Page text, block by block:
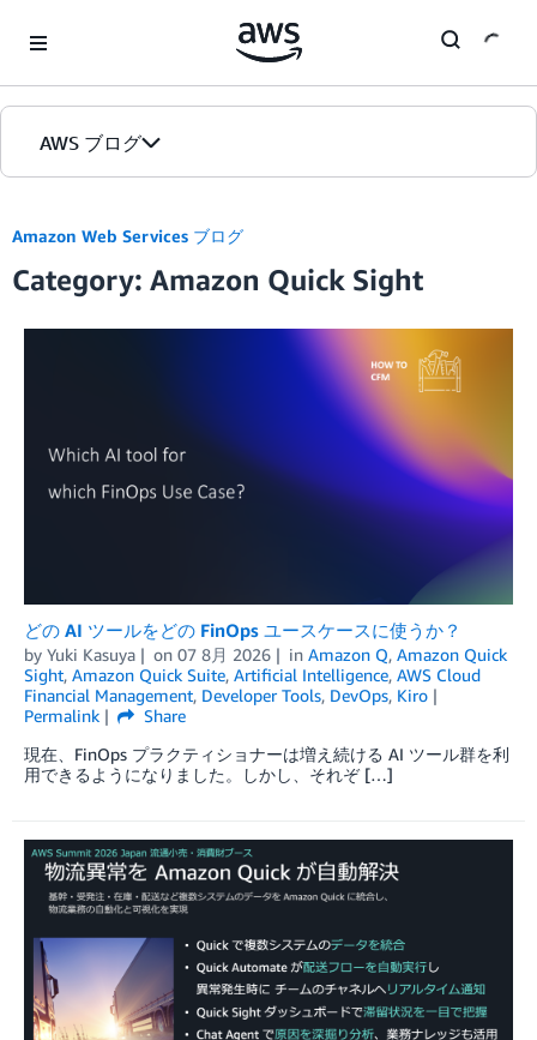
AWS ブログ
カテゴリ
エディション
Amazon Web Services ブログ
Category: Amazon Quick Sight
どの AI ツールをどの FinOps ユースケースに使うか？
by Yuki Kasuya on 07 8月 2026 in Amazon Q, Amazon Quick
Sight, Amazon Quick Suite, Artificial Intelligence, AWS Cloud
Financial Management, Developer Tools, DevOps, Kiro
Permalink
Share
現在、FinOps プラクティショナーは増え続ける AI ツール群を利
用できるようになりました。しかし、それぞ […]